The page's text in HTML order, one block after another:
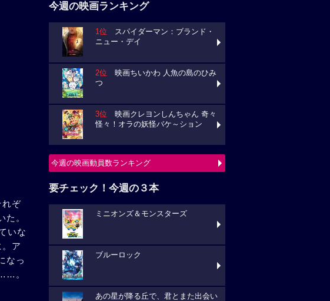
れぞ
。
いな
ア
なっ
。
今週の映画ランキング
1位 スパイダーマン：ブランド・
ニュー・デイ
2位 映画ちいかわ 人魚の島のひみ
つ
3位 映画クレヨンしんちゃん 奇々
怪々！オラの妖怪バケ～ション
今週の映画動員数ランキング
要チェック！今週の３本
ミニオンズ＆モンスターズ
ブルーロック
あの星が降る丘で、君とまた出会い